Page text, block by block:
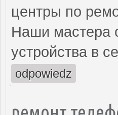
центры по
Наши мастера
устройства в
odpowiedz